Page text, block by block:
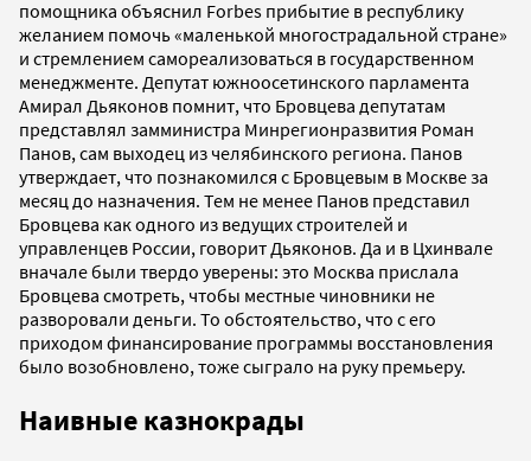
помощника объяснил Forbes прибытие в республику
желанием помочь «маленькой многострадальной стране»
и стремлением самореализоваться в государственном
менеджменте. Депутат южноосетинского парламента
Амирал Дьяконов помнит, что Бровцева депутатам
представлял замминистра Минрегионразвития Роман
Панов, сам выходец из челябинского региона. Панов
утверждает, что познакомился с Бровцевым в Москве за
месяц до назначения. Тем не менее Панов представил
Бровцева как одного из ведущих строителей и
управленцев России, говорит Дьяконов. Да и в Цхинвале
вначале были твердо уверены: это Москва прислала
Бровцева смотреть, чтобы местные чиновники не
разворовали деньги. То обстоятельство, что с его
приходом финансирование программы восстановления
было возобновлено, тоже сыграло на руку премьеру.
Наивные казнокрады